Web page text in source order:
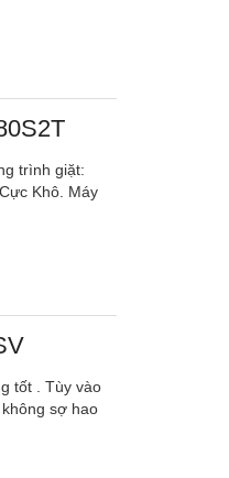
trình giặt:
Khô. Máy
tốt . Tùy vào
sợ hao